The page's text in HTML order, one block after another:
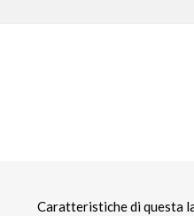
Caratteristiche di questa